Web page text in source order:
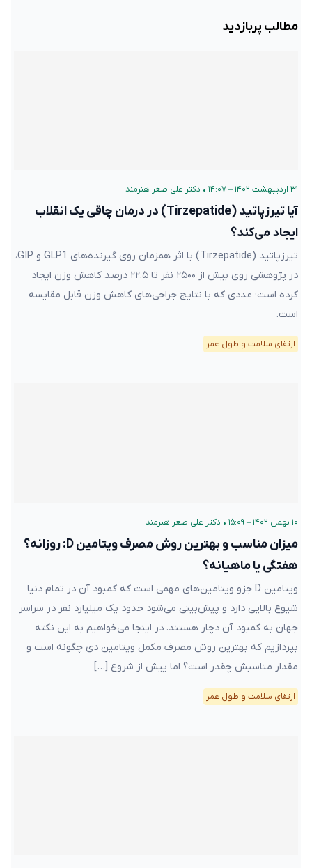
مطالب پربازدید
۳۱ اردیبهشت ۱۴۰۲ – ۱۴:۰۷ • دکتر علی‌اصغر هنرمند
آیا تیرزپاتید (Tirzepatide) در درمان چاقی یک انقلاب
ایجاد می‌کند؟
تیرزپاتید (Tirzepatide) با اثر همزمان روی گیرنده‌های GLP1 و GIP،
در پژوهشی روی بیش از ۲۵۰۰ نفر تا ۲۲.۵ درصد کاهش وزن ایجاد
کرده است؛ عددی که با نتایج جراحی‌های کاهش وزن قابل مقایسه
است.
ارتقای سلامت و طول عمر
۱۰ بهمن ۱۴۰۲ – ۱۵:۰۹ • دکتر علی‌اصغر هنرمند
میزان مناسب و بهترین روش مصرف ویتامین D: روزانه؟
هفتگی یا ماهیانه؟
ویتامین D جزو ویتامین‌های مهمی است که کمبود آن در تمام دنیا
شیوع بالایی دارد و پیش‌بینی می‌شود حدود یک میلیارد نفر در سراسر
جهان به کمبود آن دچار هستند. در اینجا می‌خواهیم به این نکته
بپردازیم که بهترین روش مصرف مکمل ویتامین دی چگونه است و
مقدار مناسبش چقدر است؟ اما پیش از شروع […]
ارتقای سلامت و طول عمر